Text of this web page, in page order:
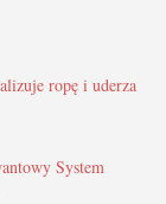
ropę i uderza
System